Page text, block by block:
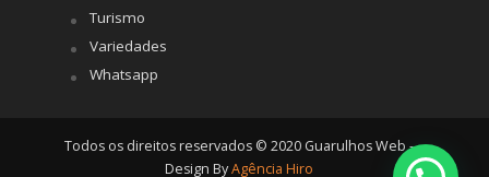
Turismo
Variedades
Whatsapp
Todos os direitos reservados © 2020 Guarulhos Web -
Design ByAgência Hiro